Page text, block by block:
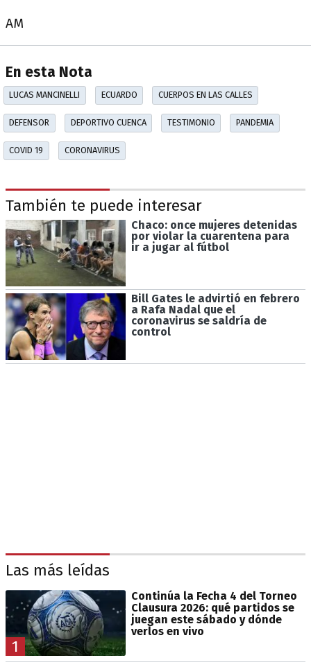
AM
En esta Nota
LUCAS MANCINELLI ECUARDO CUERPOS EN LAS CALLES
DEFENSOR DEPORTIVO CUENCA TESTIMONIO PANDEMIA
COVID 19 CORONAVIRUS
También te puede interesar
Chaco: once mujeres detenidas
por violar la cuarentena para
ir a jugar al fútbol
Bill Gates le advirtió en febrero
a Rafa Nadal que el
coronavirus se saldría de
control
Las más leídas
1
Continúa la Fecha 4 del Torneo
Clausura 2026: qué partidos se
juegan este sábado y dónde
verlos en vivo